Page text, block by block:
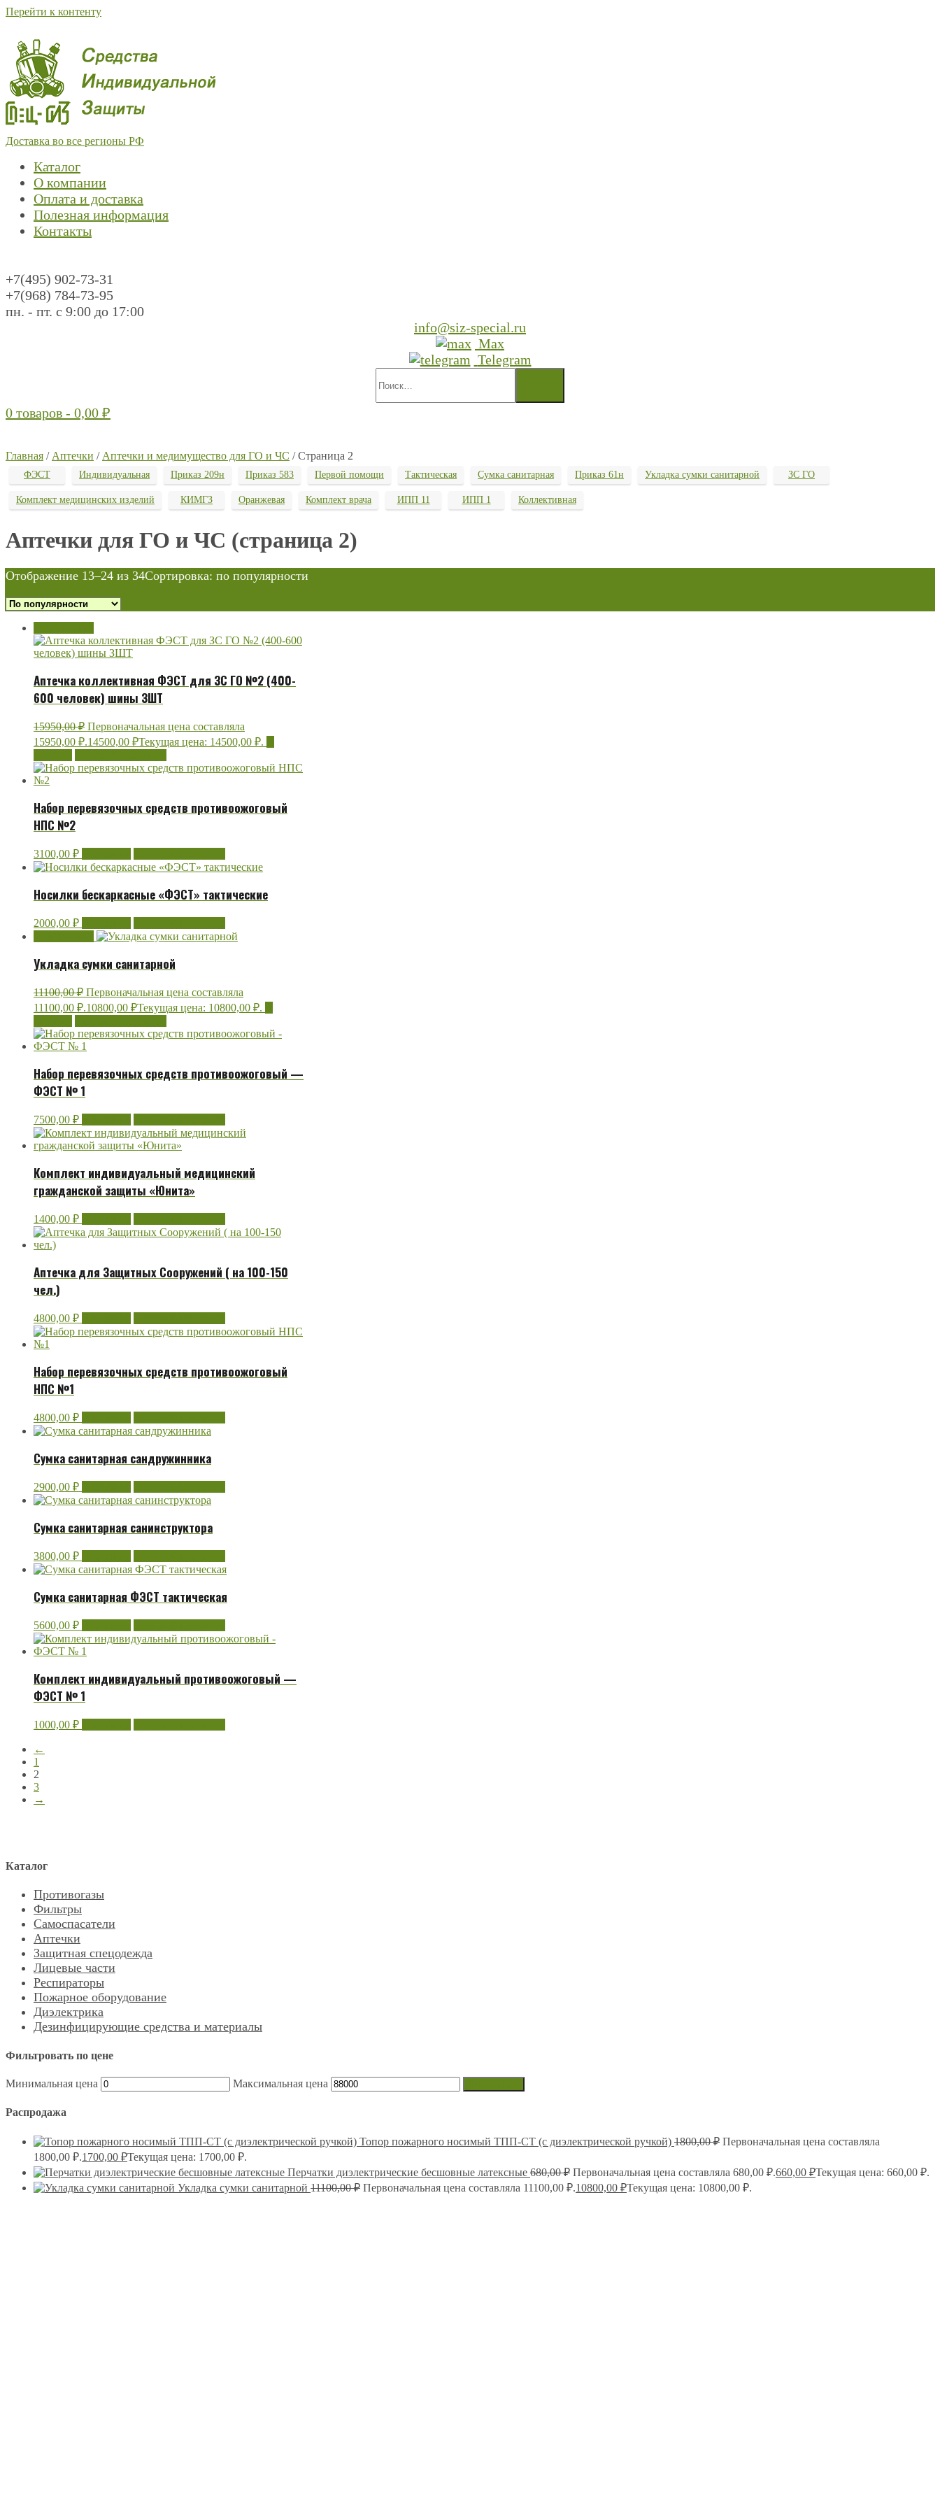
Перейти к контенту
Доставка во все регионы РФ
Каталог
О компании
Оплата и доставка
Полезная информация
Контакты
+7(495) 902-73-31
+7(968) 784-73-95
пн. - пт. с 9:00 до 17:00
info@siz-special.ru
Max
Telegram
0 товаров - 0,00 ₽
Главная / Аптечки / Аптечки и медимущество для ГО и ЧС / Страница 2
ФЭСТ Индивидуальная Приказ 209н Приказ 583 Первой помощи Тактическая Сумка санитарная Приказ 61н Укладка сумки санитарной ЗС ГО
Комплект медицинских изделий КИМГЗ Оранжевая Комплект врача ИПП 11 ИПП 1 Коллективная
Аптечки для ГО и ЧС (страница 2)
Отображение 13–24 из 34Сортировка: по популярности
Аптечка коллективная ФЭСТ для ЗС ГО №2 (400-
600 человек) шины ЗШТ
15950,00₽ Первоначальная цена составляла
15950,00 ₽.14500,00 ₽Текущая цена: 14500,00 ₽.
Набор перевязочных средств противоожоговый
НПС №2
3100,00 ₽
Носилки бескаркасные «ФЭСТ» тактические
2000,00 ₽
Укладка сумки санитарной
11100,00₽ Первоначальная цена составляла
11100,00 ₽.10800,00 ₽Текущая цена: 10800,00 ₽.
Набор перевязочных средств противоожоговый —
ФЭСТ № 1
7500,00 ₽
Комплект индивидуальный медицинский
гражданской защиты «Юнита»
1400,00 ₽
Аптечка для Защитных Сооружений ( на 100-150
чел.)
4800,00 ₽
Набор перевязочных средств противоожоговый
НПС №1
4800,00 ₽
Сумка санитарная сандружинника
2900,00 ₽
Сумка санитарная санинструктора
3800,00 ₽
Сумка санитарная ФЭСТ тактическая
5600,00 ₽
Комплект индивидуальный противоожоговый —
ФЭСТ № 1
1000,00 ₽
←
1
2
3
→
Каталог
Противогазы
Фильтры
Самоспасатели
Аптечки
Защитная спецодежда
Лицевые части
Респираторы
Пожарное оборудование
Диэлектрика
Дезинфицирующие средства и материалы
Фильтровать по цене
Минимальная цена Максимальная цена
Распродажа
Топор пожарного носимый ТПП-СТ (с диэлектрической ручкой) 1800,00₽ Первоначальная цена составляла
1800,00 ₽.1700,00 ₽Текущая цена: 1700,00 ₽.
Перчатки диэлектрические бесшовные латексные 680,00₽ Первоначальная цена составляла 680,00 ₽.660,00 ₽Текущая цена: 660,00 ₽.
Укладка сумки санитарной 11100,00₽ Первоначальная цена составляла 11100,00 ₽.10800,00 ₽Текущая цена: 10800,00 ₽.